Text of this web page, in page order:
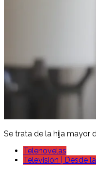
Se trata de la hija mayor
Telenovelas
Televisión | Desde